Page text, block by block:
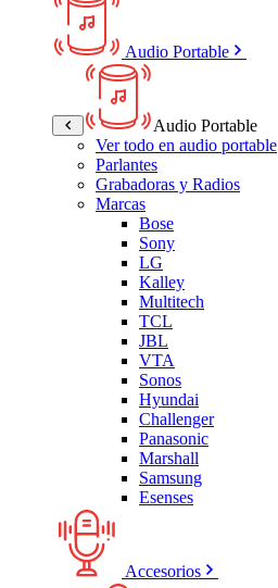
Audio Portable
Audio Portable
Ver todo en audio portable
Parlantes
Grabadoras y Radios
Marcas
Bose
Sony
LG
Kalley
Multitech
TCL
JBL
VTA
Sonos
Hyundai
Challenger
Panasonic
Marshall
Samsung
Esenses
Accesorios